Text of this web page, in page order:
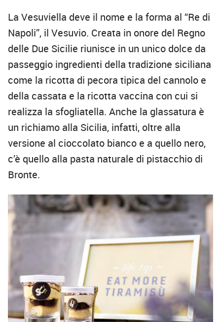
La Vesuviella deve il nome e la forma al “Re di
Napoli”, il Vesuvio. Creata in onore del Regno
delle Due Sicilie riunisce in un unico dolce da
passeggio ingredienti della tradizione siciliana
come la ricotta di pecora tipica del cannolo e
della cassata e la ricotta vaccina con cui si
realizza la sfogliatella. Anche la glassatura è
un richiamo alla Sicilia, infatti, oltre alla
versione al cioccolato bianco e a quello nero,
c’è quello alla pasta naturale di pistacchio di
Bronte.